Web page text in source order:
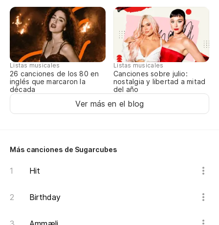
Listas musicales
26 canciones de los 80 en
inglés que marcaron la
década
Listas musicales
Canciones sobre julio:
nostalgia y libertad a mitad
del año
Ver más en el blog
Más canciones de Sugarcubes
Hit
Birthday